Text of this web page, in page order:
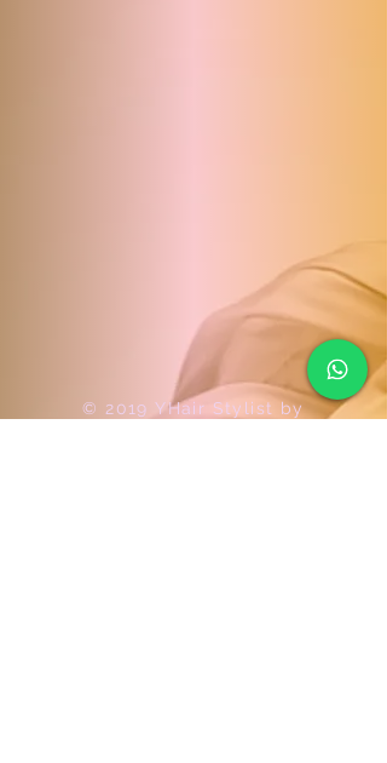
© 2019 YHair Stylist by